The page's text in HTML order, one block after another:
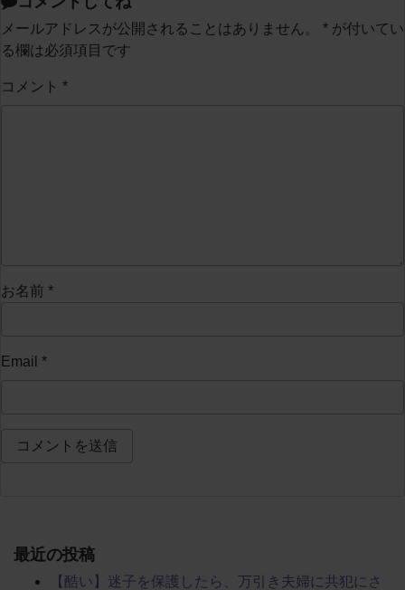
メールアドレスが公開されることはありません。 * が付いてい
る欄は必須項目です
コメント *
お名前 *
Email *
最近の投稿
【酷い】迷子を保護したら、万引き夫婦に共犯にさ